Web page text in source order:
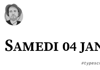
Samedi 04